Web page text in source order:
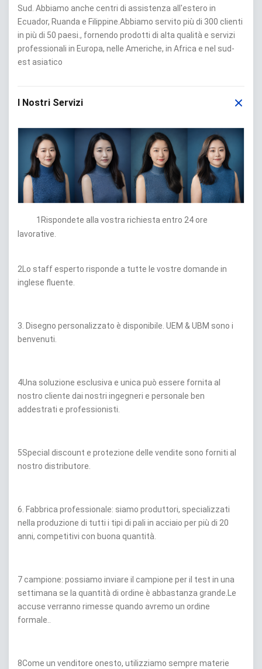
Sud. Abbiamo anche centri di assistenza all'estero in
Ecuador, Ruanda e Filippine.Abbiamo servito più di 300 clienti
in più di 50 paesi., fornendo prodotti di alta qualità e servizi
professionali in Europa, nelle Americhe, in Africa e nel sud-
est asiatico
I Nostri Servizi
1Rispondete alla vostra richiesta entro 24 ore
lavorative.
2Lo staff esperto risponde a tutte le vostre domande in
inglese fluente.
3. Disegno personalizzato è disponibile. UEM & UBM sono i
benvenuti.
4Una soluzione esclusiva e unica può essere fornita al
nostro cliente dai nostri ingegneri e personale ben
addestrati e professionisti.
5Special discount e protezione delle vendite sono forniti al
nostro distributore.
6. Fabbrica professionale: siamo produttori, specializzati
nella produzione di tutti i tipi di pali in acciaio per più di 20
anni, competitivi con buona quantità.
7 campione: possiamo inviare il campione per il test in una
settimana se la quantità di ordine è abbastanza grande.Le
accuse verranno rimesse quando avremo un ordine
formale..
8Come un venditore onesto, utilizziamo sempre materie